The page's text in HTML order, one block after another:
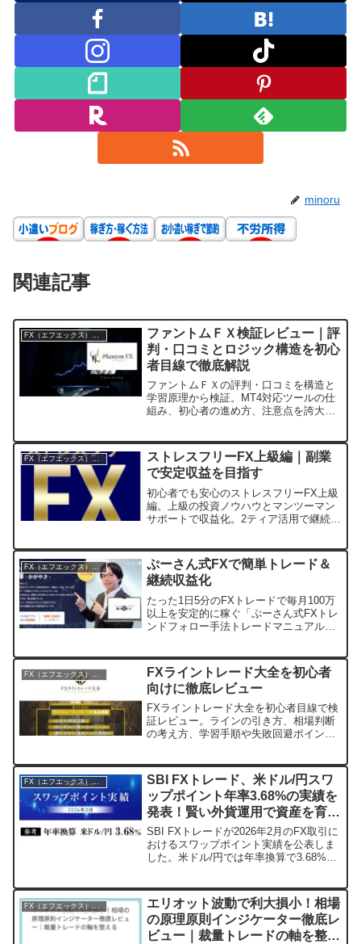
minoru
関連記事
ファントムＦＸ検証レビュー｜評
判・口コミとロジック構造を初心
者目線で徹底解説
ファントムＦＸの評判・口コミを構造と
学習原理から検証。MT4対応ツールの仕
組み、初心者の進め方、注意点を誇大表
FX（エフエックス）入門
ストレスフリーFX上級編｜副業
で安定収益を目指す
初心者でも安心のストレスフリーFX上級
編。上級の投資ノウハウとマンツーマン
サポートで収益化。2ティア活用で継続報
FX（エフエックス）入門
ぷーさん式FXで簡単トレード＆
継続収益化
たった1日5分のFXトレードで毎月100万
以上を安定的に稼ぐ「ぷーさん式FXトレ
ンドフォロー手法トレードマニュアル
FXライントレード大全を初心者
向けに徹底レビュー
FXライントレード大全を初心者目線で検
証レビュー。ラインの引き方、相場判断
の考え方、学習手順や失敗回避ポイント
FX（エフエックス）入門
SBI FXトレード、米ドル/円スワ
ップポイント年率3.68%の実績を
発表！賢い外貨運用で資産を育て
る秘訣
SBI FXトレードが2026年2月のFX取引に
おけるスワップポイント実績を公表しま
した。米ドル/円では年率換算で3.68%と
ポイントの魅力を紹介します。長期的な
資産形成を考えている方にとって、FXが
持つもう一つの可能性に注目してみまし
ょう。
エリオット波動で利大損小！相場
の原理原則インジケーター徹底レ
ビュー｜裁量トレードの軸を整え